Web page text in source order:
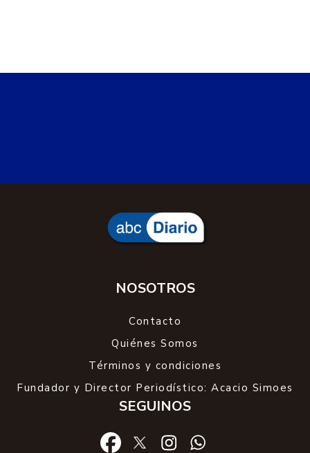
NOSOTROS
Contacto
Quiénes Somos
Términos y condiciones
Fundador y Director Periodístico: Acacio Simoes
SEGUINOS